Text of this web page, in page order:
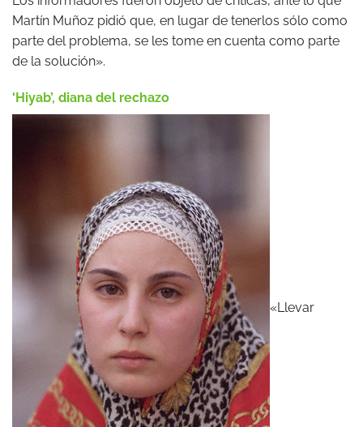
Martín Muñoz pidió que, en lugar de tenerlos sólo como
parte del problema, se les tome en cuenta como parte
de la solución».
‘Hiyab’, diana del rechazo
«Llevar